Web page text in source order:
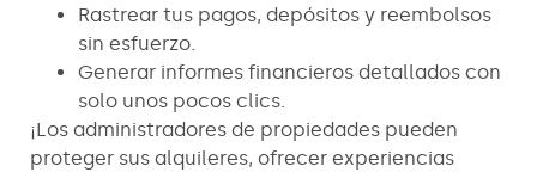
Rastrear tus pagos, depósitos y reembolsos
sin esfuerzo.
Generar informes financieros detallados con
solo unos pocos clics.
¡Los administradores de propiedades pueden
proteger sus alquileres, ofrecer experiencias